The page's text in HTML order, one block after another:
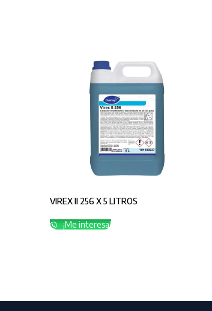
VIREX II 256 X 5 LITROS
¡Me interesa!